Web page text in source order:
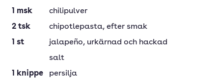
1 msk
chilipulver
2 tsk chipotlepasta, efter smak
1 st jalapeño, urkärnad och hackad
salt
1
knippe persilja